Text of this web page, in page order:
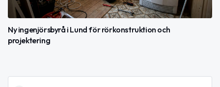
Ny ingenjörsbyrå i Lund för rörkonstruktion och
projektering